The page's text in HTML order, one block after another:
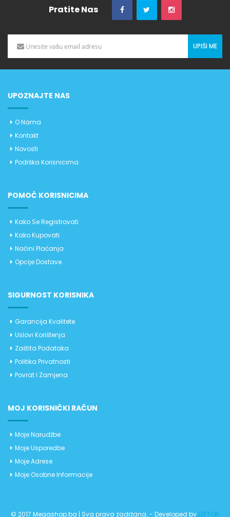
Pratite Nas
UPIŠI ME
UPOZNAJTE NAS
O Nama
Kontakt
Novosti
Podrška Korisnicima
POMOĆ KORISNICIMA
Kako Se Registrovati
Kako Kupovati
Načini Plaćanja
Opcije Dostave
SIGURNOST KORISNIKA
Garancija Kvalitete
Uslovi Korištenja
Zaštita Podataka
Politika Privatnosti
Povrat I Zamjena
MOJ KORISNIČKI RAČUN
Moje Narudžbe
Moje Usporedbe
Moje Adrese
Moje Osobne Informacije
© 2017 Megashop.ba | Sva prava zadržana. - Developed by LEFTOR